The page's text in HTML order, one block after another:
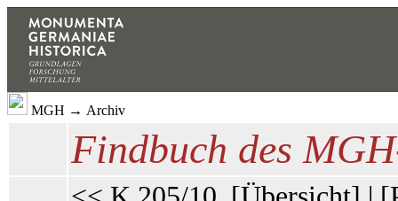
MGH → Archiv
Findbuch des